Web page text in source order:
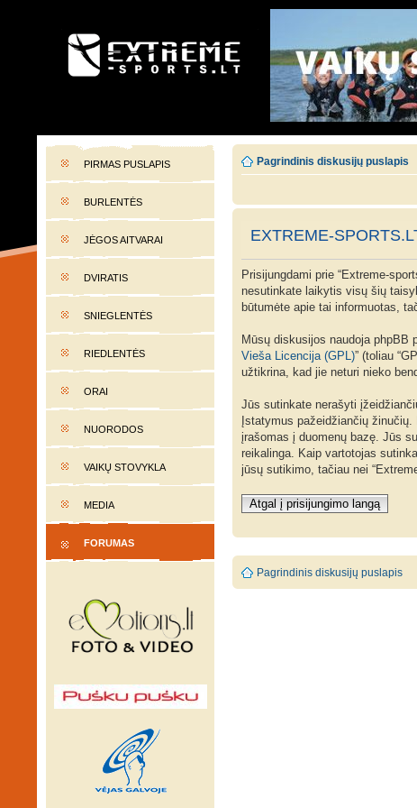
EXTREME-SPORTS.LT
PIRMAS PUSLAPIS
BURLENTĖS
JĖGOS AITVARAI
DVIRATIS
SNIEGLENTĖS
RIEDLENTĖS
ORAI
NUORODOS
VAIKŲ STOVYKLA
MEDIA
FORUMAS
Pagrindinis diskusijų puslapis
EXTREME-
Prisijungdami prie “Extreme-
nesutinkate laikytis visų šių
būtumėte apie tai informuotas,
Mūsų diskusijos naudoja phpBB
Vieša Licencija (GPL)” (toliau
užtikrina, kad jie neturi nieko
Jūs sutinkate nerašyti
Įstatymus pažeidžiančių
įrašomas į duomenų bazę. Jūs
reikalinga. Kaip vartotojas
jūsų sutikimo, tačiau nei
Atgal į prisijungimo langą
Pagrindinis diskusijų puslapis